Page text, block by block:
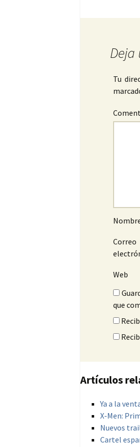
Deja
Tu
Correo
Web
que
Artículos
Ya a la
X-Men:
Nuevos
Cartel